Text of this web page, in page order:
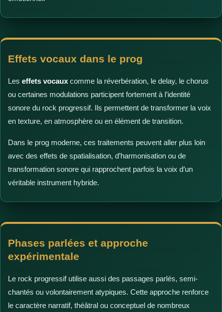
Effets vocaux dans le prog
Les effets vocaux comme la réverbération, le delay, le chorus
ou certaines modulations participent fortement à l’identité
sonore du rock progressif. Ils permettent de transformer la voix
en texture, en atmosphère ou en élément de transition.
Dans le prog moderne, ces traitements peuvent aller plus loin
avec des effets de spatialisation, d’harmonisation ou de
transformation sonore qui rapprochent parfois la voix d’un
véritable instrument hybride.
Phases parlées et approche
expérimentale
Le rock progressif utilise aussi des passages parlés, semi-
chantés ou volontairement atypiques. Cette approche renforce
le caractère narratif, théâtral ou conceptuel de nombreux